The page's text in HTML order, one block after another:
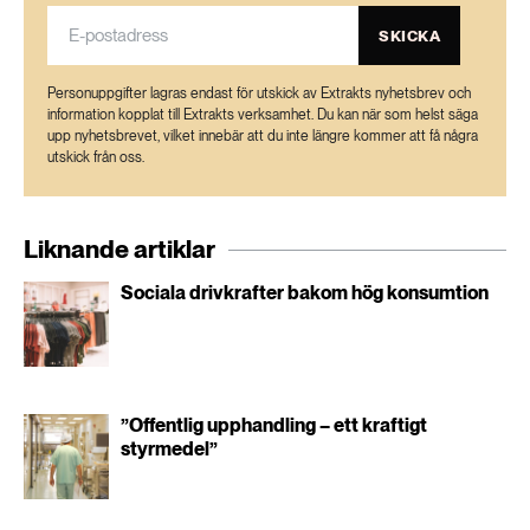
SKICKA
Personuppgifter lagras endast för utskick av Extrakts nyhetsbrev och
information kopplat till Extrakts verksamhet. Du kan när som helst säga
upp nyhetsbrevet, vilket innebär att du inte längre kommer att få några
utskick från oss.
Liknande artiklar
Sociala drivkrafter bakom hög konsumtion
”Offentlig upphandling – ett kraftigt
styrmedel”